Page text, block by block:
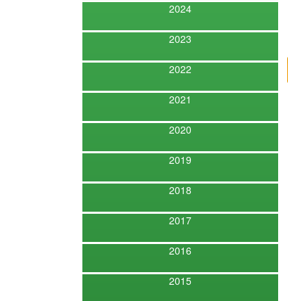
2024
2023
2022
2021
2020
2019
2018
2017
2016
2015